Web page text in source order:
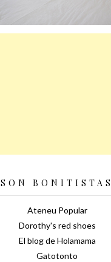
SON BONITISTAS
Ateneu Popular
Dorothy's red shoes
El blog de Holamama
Gatotonto